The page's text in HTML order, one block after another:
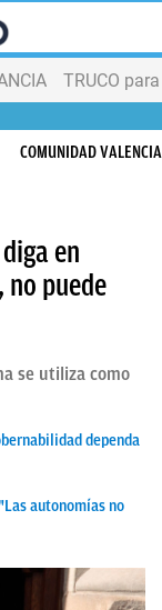
TRUCO
COMUNIDAD
en
no puede
se utiliza como
dependa
autonomías no